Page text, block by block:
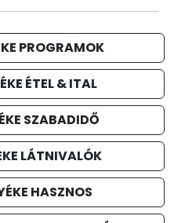
PROGRAMOK
ÉTEL & ITAL
SZABADIDŐ
LÁTNIVALÓK
HASZNOS